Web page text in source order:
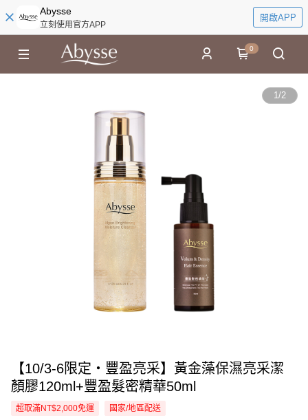
Abysse
立刻使用官方APP
開啟APP
0
1/2
【10/3-6限定・豐盈亮采】黃金藻保濕亮采潔
顏膠120ml+豐盈髮密精華50ml
超取滿NT$2,000免運 國家/地區配送